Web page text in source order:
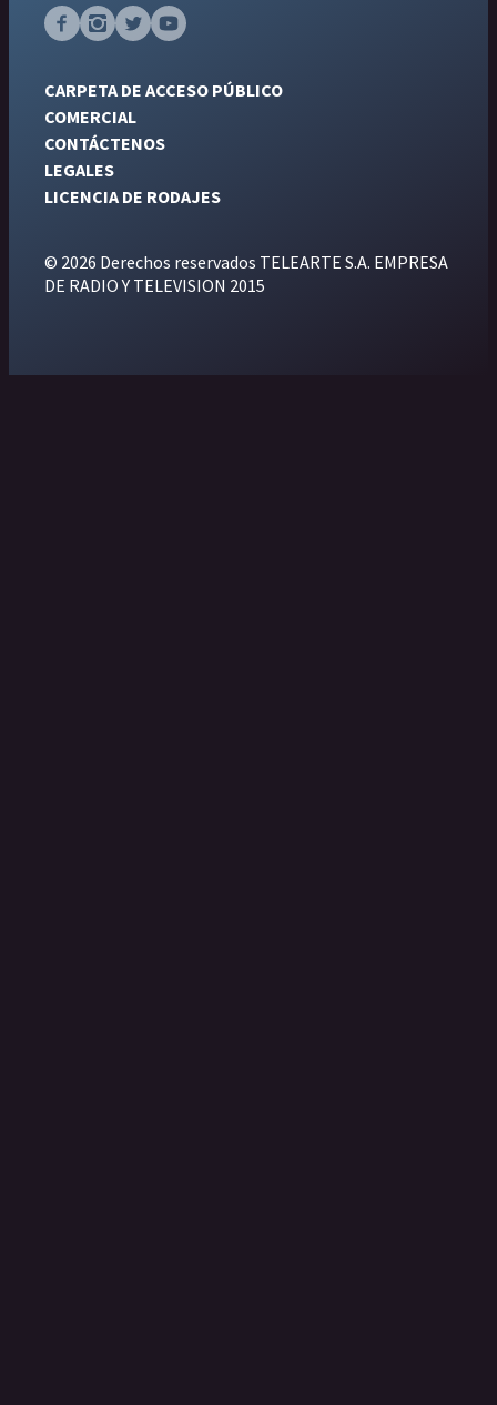
CARPETA DE ACCESO PÚBLICO
COMERCIAL
CONTÁCTENOS
LEGALES
LICENCIA DE RODAJES
© 2026 Derechos reservados TELEARTE S.A. EMPRESA
DE RADIO Y TELEVISION 2015